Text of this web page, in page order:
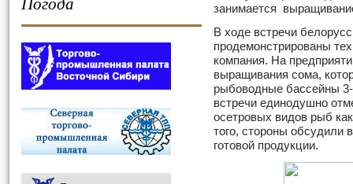
занимается
В ходе встречи
продемонстрированы
компания. На
выращивания сома,
рыбоводные бассейны 3-
встречи единодушно
осетровых видов рыб
того, стороны обсудили
готовой продукции.